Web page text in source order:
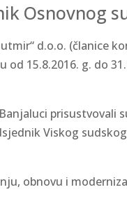
Osnovnog
d.o.o. (članice
15.8.2016. g. do
prisustvovali
Viskog
obnovu i